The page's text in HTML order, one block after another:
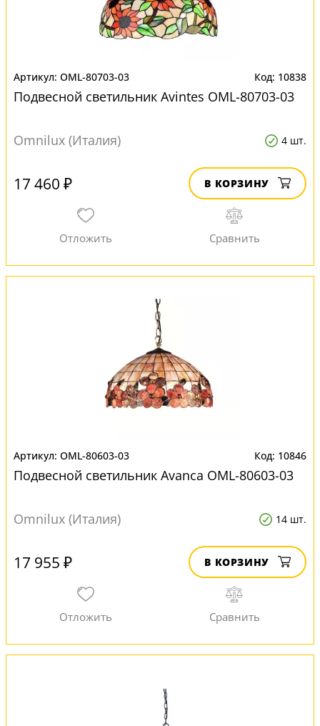
OML-80703-03 10838
Подвесной светильник Avintes OML-80703-03
Omnilux (Италия) 4 шт.
17 460 ₽ В КОРЗИНУ
OML-80603-03 10846
Подвесной светильник Avanca OML-80603-03
Omnilux (Италия) 14 шт.
17 955 ₽ В КОРЗИНУ